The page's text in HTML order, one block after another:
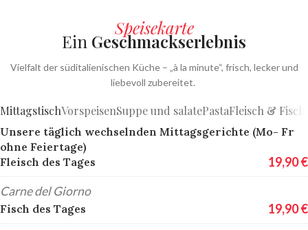
Sorgfältige Zubereitung
Jedes Gericht wird „à la minute“ frisch für Sie zubereitet – mit
Liebe und Leidenschaft.
Speisekarte
Ein Geschmackserlebnis
Vielfalt der süditalienischen Küche – „à la minute“, frisch, lecker und
liebevoll zubereitet.
MittagstischVorspeisenSuppe und salatePastaFleisch & Fisch
Unsere täglich wechselnden Mittagsgerichte (Mo- Fr
ohne Feiertage)
Fleisch des Tages
19,90 €
Carne del Giorno
Fisch des Tages 19,90 €